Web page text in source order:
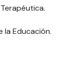
la Educación.